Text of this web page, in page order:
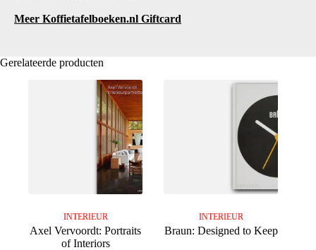
Meer Koffietafelboeken.nl Giftcard
Gerelateerde producten
INTERIEUR
Axel Vervoordt: Portraits
of Interiors
INTERIEUR
Braun: Designed to Keep